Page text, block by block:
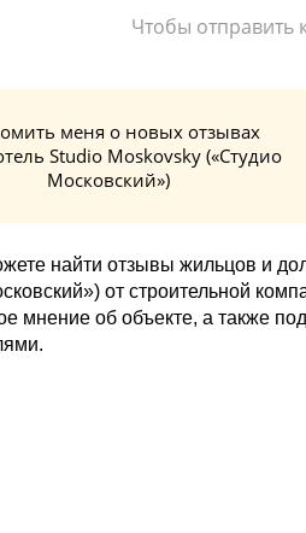
Чтобы отправить
меня о новых отзывах
Studio Moskovsky («Студио
Московский»)
найти отзывы жильцов и
от строительной
мнение об объекте, а также